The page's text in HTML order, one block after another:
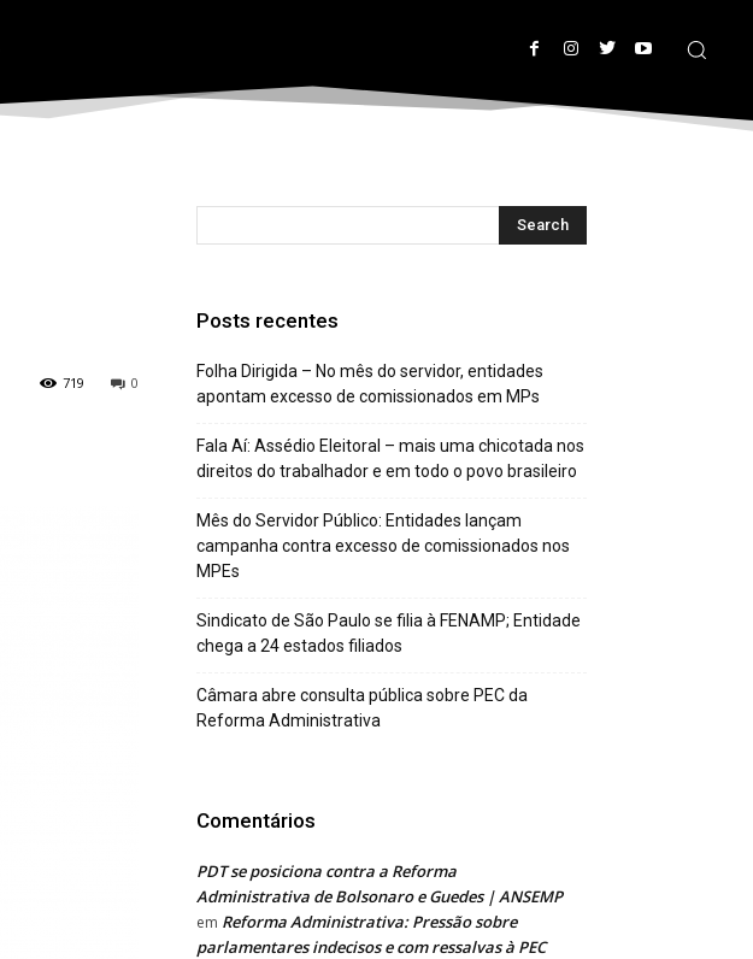
0
719
Posts recentes
Folha Dirigida – No mês do servidor, entidades
apontam excesso de comissionados em MPs
Fala Aí: Assédio Eleitoral – mais uma chicotada nos
direitos do trabalhador e em todo o povo brasileiro
Mês do Servidor Público: Entidades lançam
campanha contra excesso de comissionados nos
MPEs
Sindicato de São Paulo se filia à FENAMP; Entidade
chega a 24 estados filiados
Câmara abre consulta pública sobre PEC da
Reforma Administrativa
Comentários
PDT se posiciona contra a Reforma
Administrativa de Bolsonaro e Guedes | ANSEMP
em Reforma Administrativa: Pressão sobre
parlamentares indecisos e com ressalvas à PEC